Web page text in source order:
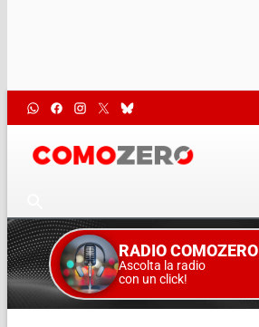
RADIO COMOZERO
Ascolta la radio
con un click!